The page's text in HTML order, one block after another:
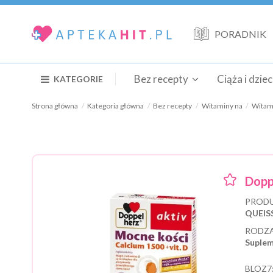
PORADNIK
KATEGORIE Bez recepty Ciąża i
Strona główna Kategoria główna Bez recepty Witaminy na